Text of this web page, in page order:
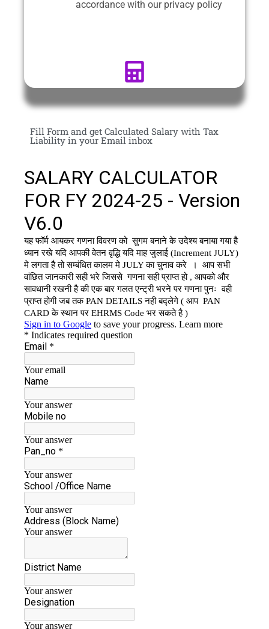
accordance with our privacy policy
Fill Form and get Calculated Salary with Tax
Liability in your Email inbox